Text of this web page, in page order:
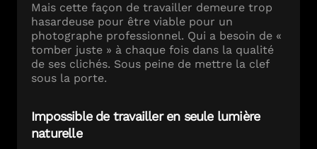
Mais cette façon de travailler demeure trop
hasardeuse pour être viable pour un
photographe professionnel. Qui a besoin de «
tomber juste » à chaque fois dans la qualité
de ses clichés. Sous peine de mettre la clef
sous la porte.
Impossible de travailler en seule lumière
naturelle